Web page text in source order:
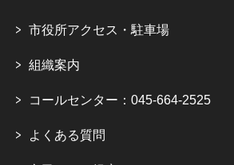
市役所アクセス・駐車場
組織案内
コールセンター：045-664-2525
よくある質問